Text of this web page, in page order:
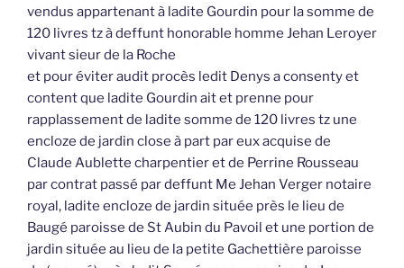
vendus appartenant à ladite Gourdin pour la somme de
120 livres tz à deffunt honorable homme Jehan Leroyer
vivant sieur de la Roche
et pour éviter audit procès ledit Denys a consenty et
content que ladite Gourdin ait et prenne pour
rapplassement de ladite somme de 120 livres tz une
encloze de jardin close à part par eux acquise de
Claude Aublette charpentier et de Perrine Rousseau
par contrat passé par deffunt Me Jehan Verger notaire
royal, ladite encloze de jardin située près le lieu de
Baugé paroisse de St Aubin du Pavoil et une portion de
jardin située au lieu de la petite Gachettière paroisse